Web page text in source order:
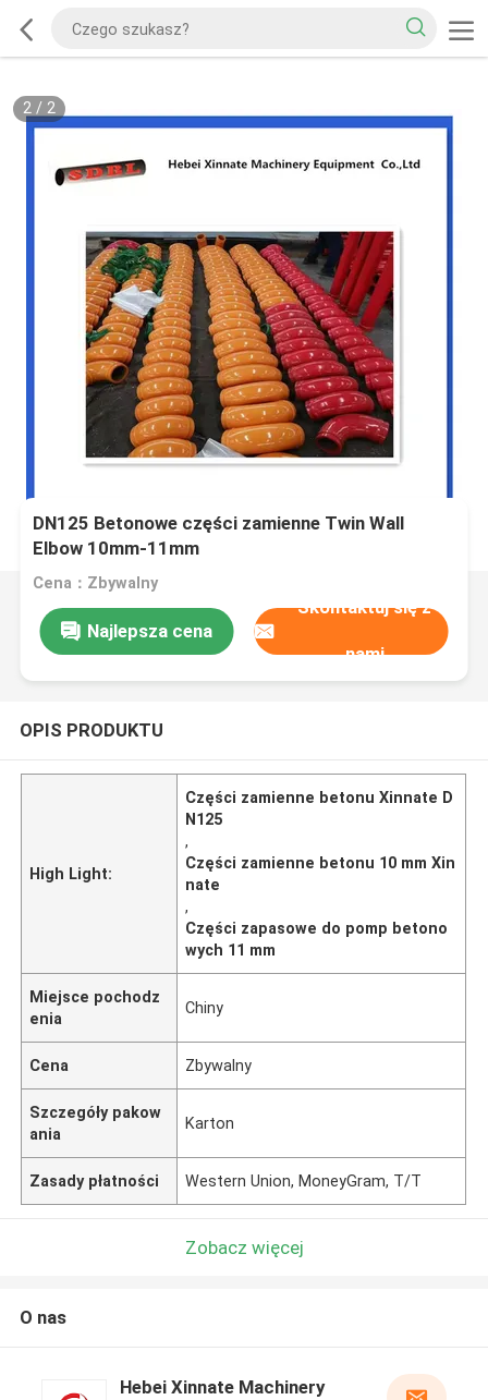
2/ 2
DN125 Betonowe części zamienne Twin Wall
Elbow 10mm-11mm
Cena：Zbywalny
Najlepsza cena
Skontaktuj się z
nami
OPIS PRODUKTU
High Light:
Części zamienne betonu Xinnate D
N125
,
Części zamienne betonu 10 mm Xin
nate
,
Części zapasowe do pomp betono
wych 11 mm
Miejsce pochodz
enia
Chiny
Cena Zbywalny
Szczegóły pakow
ania
Karton
Zasady płatności Western Union, MoneyGram, T/T
Zobacz więcej
O nas
Hebei Xinnate Machinery